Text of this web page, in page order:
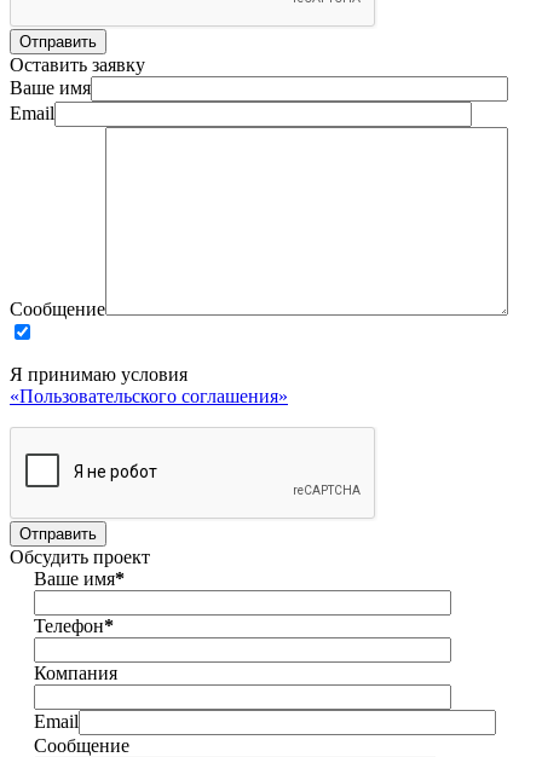
Оставить заявку
Ваше имя
Email
Сообщение
Я принимаю условия
«Пользовательского соглашения»
Обсудить проект
Ваше имя*
Телефон*
Компания
Email
Сообщение